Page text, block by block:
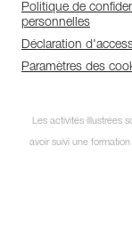
Politique de
personnelles
Déclaration
Paramètres des
Les activités illustrées
avoir suivi une